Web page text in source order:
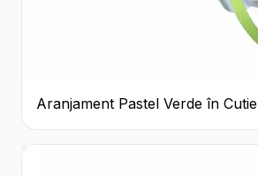
Aranjament Pastel Verde în Cutie
Galben Pal